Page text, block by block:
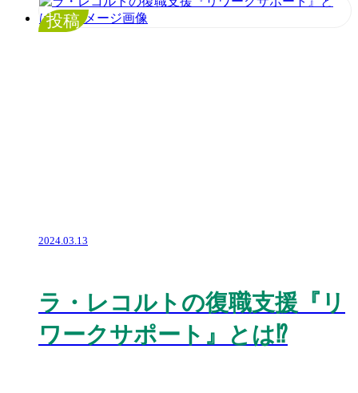
投稿
2024.03.13
ラ・レコルトの復職支援『リ
ワークサポート』とは⁉️